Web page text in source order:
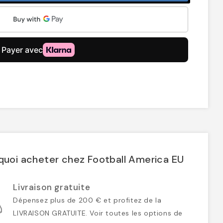
acheter chez Football America EU
Livraison gratuite
Dépensez plus de 200 € et profitez de la
LIVRAISON GRATUITE. Voir toutes les options de